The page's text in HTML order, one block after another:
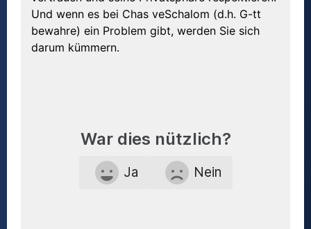
Und wenn es bei Chas veSchalom (d.h. G-tt
bewahre) ein Problem gibt, werden Sie sich
darum kümmern.
War dies nützlich?
Ja Nein